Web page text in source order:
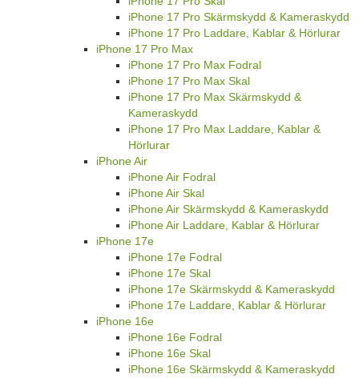
iPhone 17 Pro Skärmskydd & Kameraskydd
iPhone 17 Pro Laddare, Kablar & Hörlurar
iPhone 17 Pro Max
iPhone 17 Pro Max Fodral
iPhone 17 Pro Max Skal
iPhone 17 Pro Max Skärmskydd &
Kameraskydd
iPhone 17 Pro Max Laddare, Kablar &
Hörlurar
iPhone Air
iPhone Air Fodral
iPhone Air Skal
iPhone Air Skärmskydd & Kameraskydd
iPhone Air Laddare, Kablar & Hörlurar
iPhone 17e
iPhone 17e Fodral
iPhone 17e Skal
iPhone 17e Skärmskydd & Kameraskydd
iPhone 17e Laddare, Kablar & Hörlurar
iPhone 16e
iPhone 16e Fodral
iPhone 16e Skal
iPhone 16e Skärmskydd & Kameraskydd